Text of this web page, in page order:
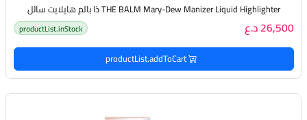
THE BALM Mary-Dew Manizer Liquid Highlighter ذا بالم هايلايت سائل
26,500 د.ع productList.inStock
productList.addToCart